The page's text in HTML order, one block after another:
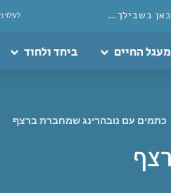
כאן בשבילך…
מעגל החיים ביחד ולחוד
כתמים עם נובהרינג שמחברת ברצף